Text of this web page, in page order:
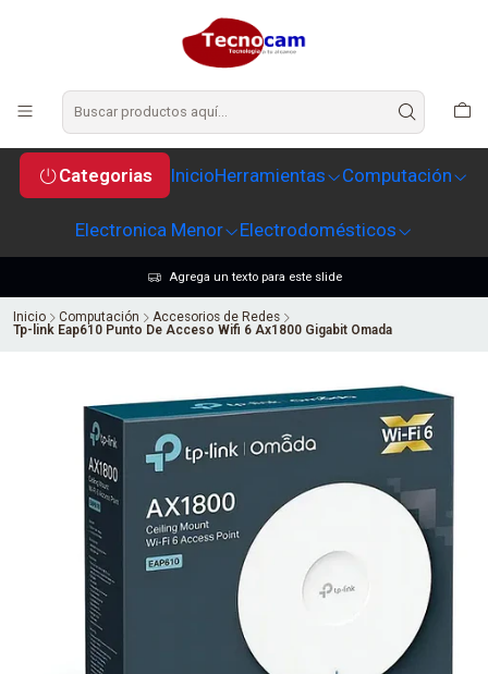
Categorias InicioHerramientas Computación
Electronica Menor Electrodomésticos
Agrega un texto para este slide
Inicio Computación
Accesorios de Redes
Tp-link Eap610 Punto De Acceso Wifi 6 Ax1800 Gigabit Omada